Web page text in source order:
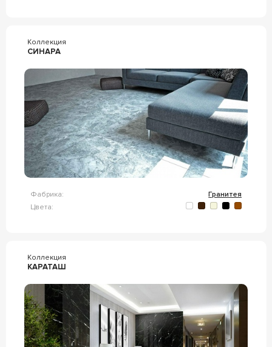
Коллекция
СИНАРА
Фабрика:
Гранитея
Цвета:
Коллекция
КАРАТАШ